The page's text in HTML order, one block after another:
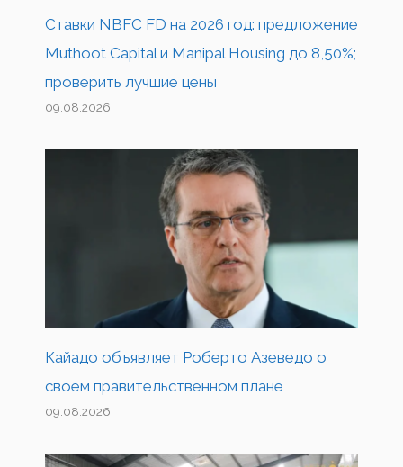
Ставки NBFC FD на 2026 год: предложение
Muthoot Capital и Manipal Housing до 8,50%;
проверить лучшие цены
09.08.2026
Кайадо объявляет Роберто Азеведо о
своем правительственном плане
09.08.2026